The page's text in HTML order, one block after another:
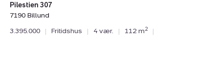
Pilestien 307
7190 Billund
3.395.000
| Fritidshus | 4 vær. | 112 m2 |